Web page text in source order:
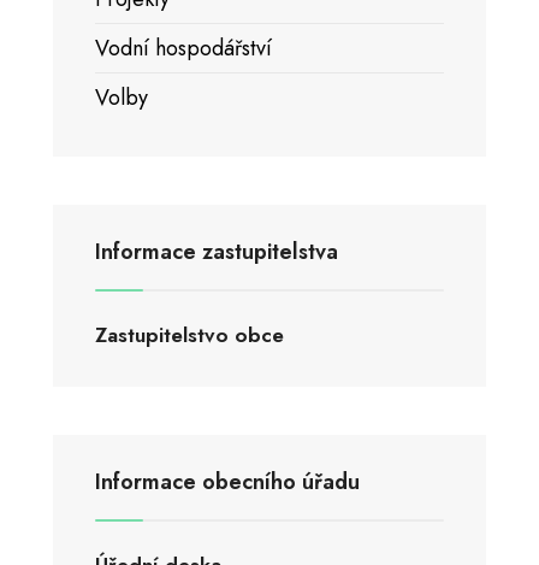
Vodní hospodářství
Volby
Informace zastupitelstva
Zastupitelstvo obce
Informace obecního úřadu